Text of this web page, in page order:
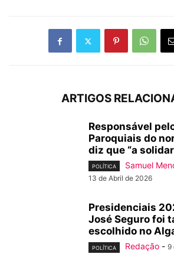
ARTIGOS
Responsável
Paroquiais do
diz que “a
POLÍTICA Samuel
13 de Abril de 2026
Presidenciais
José Seguro foi
escolhido no
POLÍTICA Redação - 9